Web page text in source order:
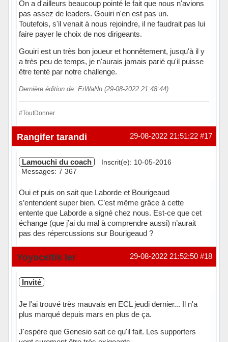
On a d'ailleurs beaucoup pointé le fait que nous n'avions
pas assez de leaders. Gouiri n'en est pas un.
Toutefois, s'il venait à nous rejoindre, il ne faudrait pas lui
faire payer le choix de nos dirigeants.
Gouiri est un très bon joueur et honnêtement, jusqu'à il y
a très peu de temps, je n'aurais jamais parié qu'il puisse
être tenté par notre challenge.
Dernière édition de: ErWaNn (29-08-2022 21:48:44)
#ToutDonner
Hors ligne #17
29-08-2022 21:51:22
Rangifer tarandi
Lamouchi du coach
Inscrit(e): 10-05-2016
Messages: 7 367
Oui et puis on sait que Laborde et Bourigeaud
s’entendent super bien. C’est même grâce à cette
entente que Laborde a signé chez nous. Est-ce que cet
échange (que j’ai du mal à comprendre aussi) n’aurait
pas des répercussions sur Bourigeaud ?
Hors ligne #18
29-08-2022 21:52:50
Yoyoceltik Ier
Invité
Je l'ai trouvé très mauvais en ECL jeudi dernier... Il n'a
plus marqué depuis mars en plus de ça.
J'espère que Genesio sait ce qu'il fait. Les supporters